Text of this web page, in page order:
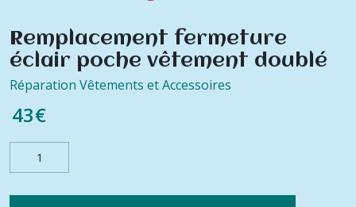
Remplacement fermeture
éclair poche vêtement doublé
Réparation Vêtements et Accessoires
43€